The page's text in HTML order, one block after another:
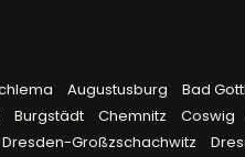
Augustusburg Bad
Burgstädt Chemnitz Coswig
Dresden-Großzschachwitz